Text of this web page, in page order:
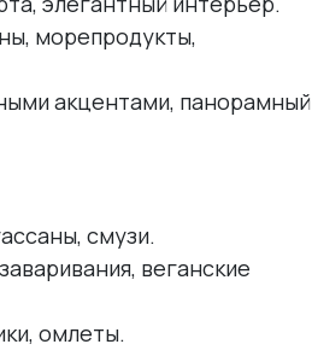
морепродукты,
акцентами, панорамный
смузи.
веганские
омлеты.